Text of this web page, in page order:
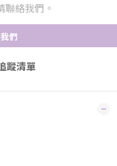
聯絡我們。
們
蹤清單